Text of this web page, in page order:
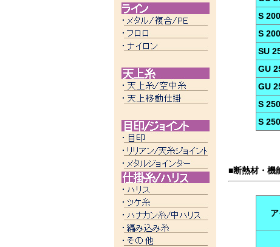
S
S
SU
GU
GU
S
S
■断熱材・機